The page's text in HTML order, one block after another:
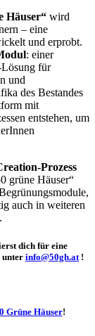
Häuser“ wird
– eine
und erprobt.
: einer
Lösung für
und
des Bestandes
mit
entstehen, um
Prozess
grüne Häuser“
auch in weiteren
dich für eine
unter info@50gh.at !
Grüne Häuser!